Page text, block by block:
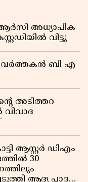
അധ്യാപിക
വിട്ടു
പ്രവർത്തകൻ ബി എ
അടിത്തറ
വിവാദ
ആസ്റ്റർ ഡിഎം
30
ആദ്യ പാദ